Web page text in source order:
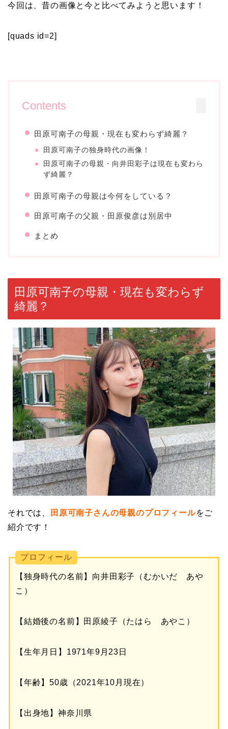
今回は、昔の画像と今と比べてみようと思います！
[quads id=2]
Contents
田原可南子の母親・現在も変わらず綺麗？
田原可南子の独身時代の画像！
田原可南子の母親・向井田彩子は現在も変わら
ず綺麗？
田原可南子の母親は今何をしている？
田原可南子の父親・田原俊彦は別居中
まとめ
田原可南子の母親・現在も変わらず
綺麗？
それでは、 田原可南子さんの母親のプロフィールをご
紹介です！
プロフィール
【独身時代の名前】向井田彩子（むかいだ あや
こ）
【結婚後の名前】田原綾子（たはら あやこ）
【生年月日】1971年9月23日
【年齢】50歳（2021年10月現在）
【出身地】神奈川県